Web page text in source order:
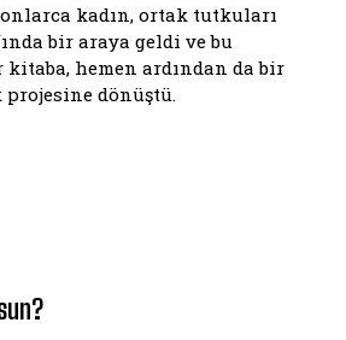
kadın, ortak tutkuları
bir araya geldi ve bu
hemen ardından da bir
dönüştü.